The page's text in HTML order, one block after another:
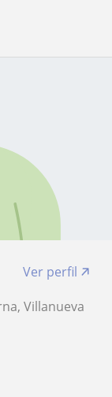
Ver perfil
Villanueva